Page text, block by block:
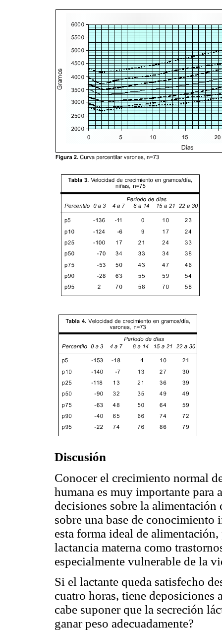
Discusión
Conocer el crecimiento normal
humana es muy importante para
decisiones sobre la alimentación
sobre una base de
esta forma ideal de
lactancia materna como
especialmente vulnerable de la
Si el lactante queda satisfecho
cuatro horas, tiene deposiciones
cabe suponer que la secreción
ganar peso adecuadamente?